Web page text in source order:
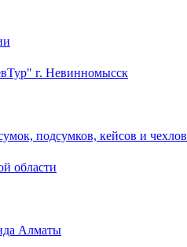
г. Невинномысск
подсумков, кейсов и чехлов
области
Алматы